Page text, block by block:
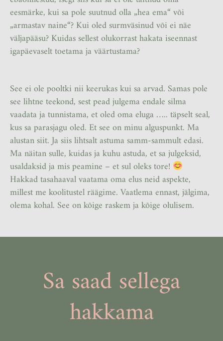
eesmärke, kui sa pole suutnud olla „hea ema“ või
„armastav naine“? Kui oled surmväsinud või ei näe
väljapääsu? Kuidas sellest olukorrast hakata iseennast
igapäevaselt toetama ja väärtustama?
See ei ole pooltki nii keerukas kui sa arvad. Samas pole
see lihtne teekond, sest pead julgema endale silma
vaadata ja tunnistama, et oled oma eluga ….. täpselt seal,
kus sa parasjagu oled. Et see on minu alguspunkt. Ma
alustan siit. Ja siis lihtsalt astuma samm-sammult edasi.
Ma näitan sulle, kuidas ja kuhu astuda, et sa julgeksid,
usaldaksid ja mis peamine – et sul oleks tore!
Hakkad tasahaaval vaatama oma elus neid aspekte,
millest me koolitustel räägime. Vaatlema ennast, jälgima,
olema kohal. See on kõige raskem ja kõige olulisem.
Sa saad sellega
hakkama